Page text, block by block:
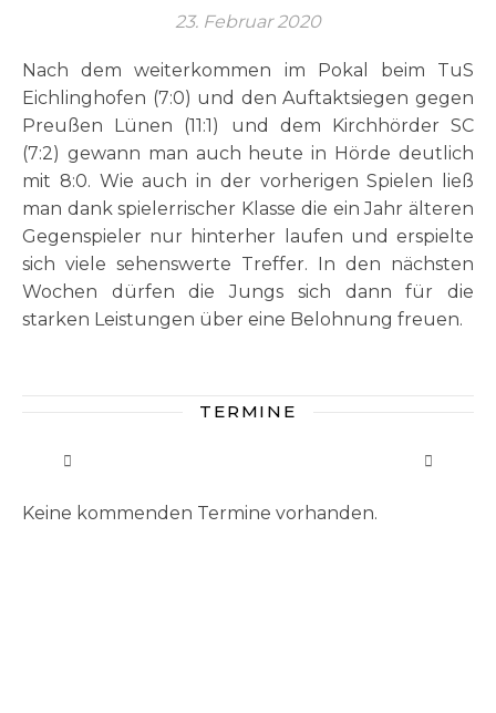
23. Februar 2020
Nach dem weiterkommen im Pokal beim TuS
Eichlinghofen (7:0) und den Auftaktsiegen gegen
Preußen Lünen (11:1) und dem Kirchhörder SC
(7:2) gewann man auch heute in Hörde deutlich
mit 8:0. Wie auch in der vorherigen Spielen ließ
man dank spielerrischer Klasse die ein Jahr älteren
Gegenspieler nur hinterher laufen und erspielte
sich viele sehenswerte Treffer. In den nächsten
Wochen dürfen die Jungs sich dann für die
starken Leistungen über eine Belohnung freuen.
TERMINE
Keine kommenden Termine vorhanden.